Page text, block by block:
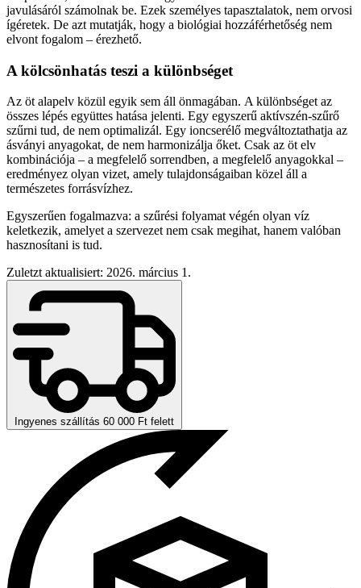
javulásáról számolnak be. Ezek személyes tapasztalatok, nem orvosi
ígéretek. De azt mutatják, hogy a biológiai hozzáférhetőség nem
elvont fogalom – érezhető.
A kölcsönhatás teszi a különbséget
Az öt alapelv közül egyik sem áll önmagában. A különbséget az
összes lépés együttes hatása jelenti. Egy egyszerű aktívszén-szűrő
szűrni tud, de nem optimalizál. Egy ioncserélő megváltoztathatja az
ásványi anyagokat, de nem harmonizálja őket. Csak az öt elv
kombinációja – a megfelelő sorrendben, a megfelelő anyagokkal –
eredményez olyan vizet, amely tulajdonságaiban közel áll a
természetes forrásvízhez.
Egyszerűen fogalmazva: a szűrési folyamat végén olyan víz
keletkezik, amelyet a szervezet nem csak megihat, hanem valóban
hasznosítani is tud.
Zuletzt aktualisiert: 2026. március 1.
Ingyenes szállítás 60 000 Ft felett